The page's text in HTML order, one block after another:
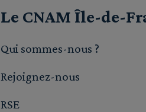
Le CNAM Île-de-
Qui sommes-nous ?
Rejoignez-nous
RSE